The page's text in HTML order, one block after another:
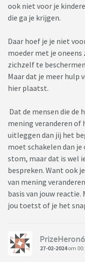
ook niet voor je
die ga je krijgen.
Daar hoef je je niet
moeder met je
zichzelf te
Maar dat je meer
hier plaatst.
Dat de mensen die de
mening veranderen of
uitleggen dan jij het
moet schakelen dan
stom, maar dat is wel
bespreken. Want ook
van mening
basis van jouw reactie.
jou toetst of je het
27-02-2024om